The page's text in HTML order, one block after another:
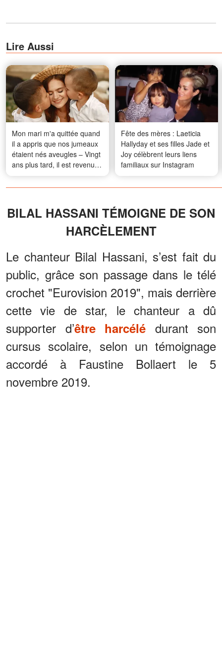
Lire Aussi
Mon mari m'a quittée quand
il a appris que nos jumeaux
étaient nés aveugles – Vingt
ans plus tard, il est revenu
me supplier de l'aider
Fête des mères : Laeticia
Hallyday et ses filles Jade et
Joy célèbrent leurs liens
familiaux sur Instagram
BILAL HASSANI TÉMOIGNE DE SON
HARCÈLEMENT
Le chanteur Bilal Hassani, s’est fait du
public, grâce son passage dans le télé
crochet "Eurovision 2019", mais derrière
cette vie de star, le chanteur a dû
supporter d’être harcélé durant son
cursus scolaire, selon un témoignage
accordé à Faustine Bollaert le 5
novembre 2019.